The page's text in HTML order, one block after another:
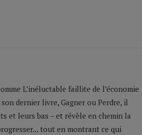
L’inéluctable faillite de l’économie
dernier livre, Gagner ou Perdre, il
et leurs bas – et révèle en chemin la
tout en montrant ce qui